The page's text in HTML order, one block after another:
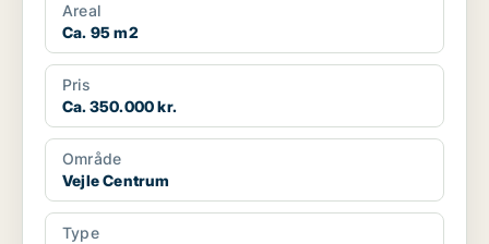
Areal
Ca. 95 m2
Pris
Ca. 350.000 kr.
Område
Vejle Centrum
Type